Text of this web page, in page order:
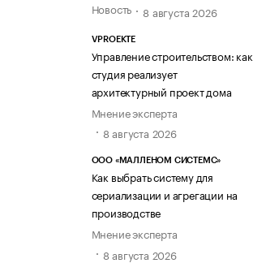
Новость
8 августа 2026
VPROEKTE
Управление строительством: как
студия реализует
архитектурный проект дома
Мнение эксперта
8 августа 2026
ООО «МАЛЛЕНОМ СИСТЕМС»
Как выбрать систему для
сериализации и агрегации на
производстве
Мнение эксперта
8 августа 2026